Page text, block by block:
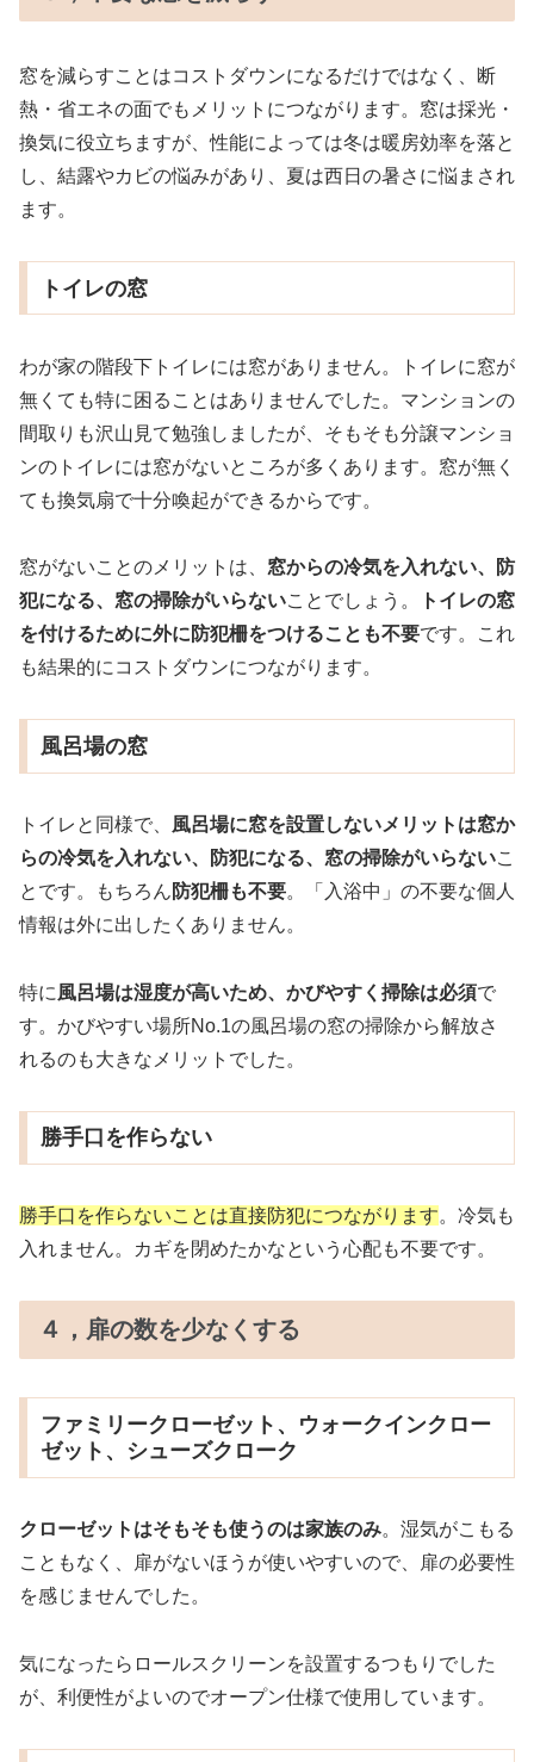
窓を減らすことはコストダウンになるだけではなく、断
熱・省エネの面でもメリットにつながります。窓は採光・
換気に役立ちますが、性能によっては冬は暖房効率を落と
し、結露やカビの悩みがあり、夏は西日の暑さに悩まされ
ます。
トイレの窓
わが家の階段下トイレには窓がありません。トイレに窓が
無くても特に困ることはありませんでした。マンションの
間取りも沢山見て勉強しましたが、そもそも分譲マンショ
ンのトイレには窓がないところが多くあります。窓が無く
ても換気扇で十分喚起ができるからです。
窓がないことのメリットは、 窓からの冷気を入れない、防
犯になる、窓の掃除がいらないことでしょう。
トイレの窓
を付けるために外に防犯柵をつけることも不要です。これ
も結果的にコストダウンにつながります。
風呂場の窓
トイレと同様で、 風呂場に窓を設置しないメリットは窓か
らの冷気を入れない、防犯になる、窓の掃除がいらないこ
とです。もちろん 防犯柵も不要。「入浴中」の不要な個人
情報は外に出したくありません。
特に風呂場は湿度が高いため、かびやすく掃除は必須で
す。かびやすい場所No.1の風呂場の窓の掃除から解放さ
れるのも大きなメリットでした。
勝手口を作らない
勝手口を作らないことは直接防犯につながります。冷気も
入れません。カギを閉めたかなという心配も不要です。
４，扉の数を少なくする
ファミリークローゼット、ウォークインクロー
ゼット、シューズクローク
クローゼットはそもそも使うのは家族のみ。湿気がこもる
こともなく、扉がないほうが使いやすいので、扉の必要性
を感じませんでした。
気になったらロールスクリーンを設置するつもりでした
が、利便性がよいのでオープン仕様で使用しています。